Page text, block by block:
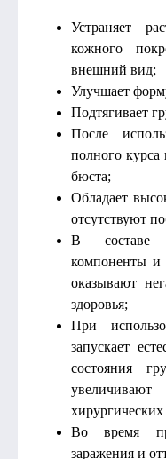
Устраняет
кожного
внешний вид;
Улучшает
Подтягивает
После
полного курса
бюста;
Обладает
отсутствуют
В составе
компоненты и
оказывают
здоровья;
При
запускает
состояния
Во время
заражения и